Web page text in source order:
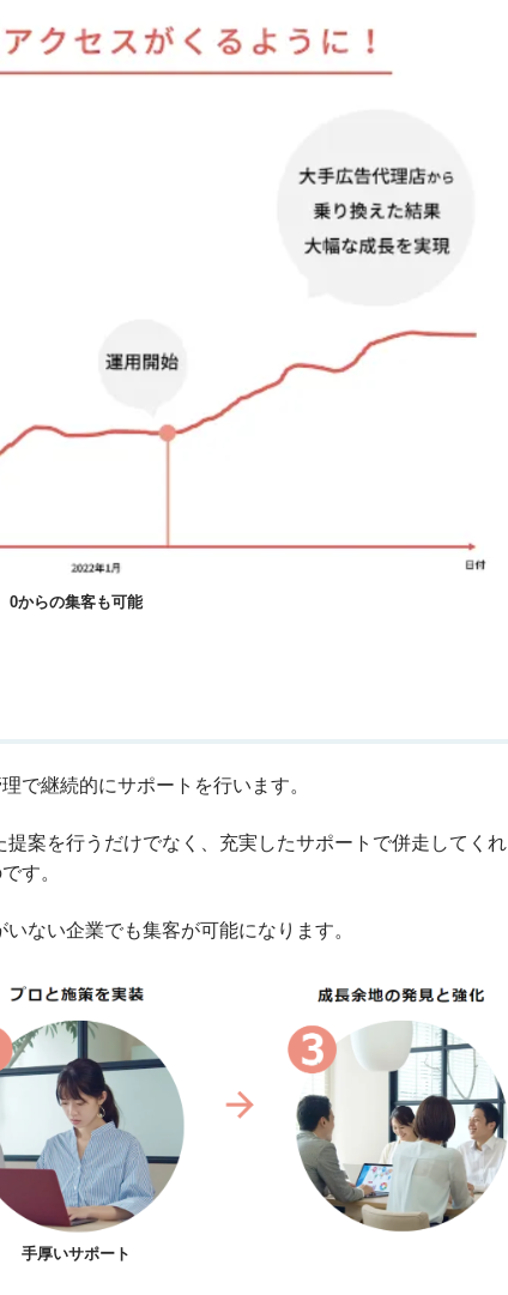
0からの集客も可能
で継続的にサポートを行います。
案を行うだけでなく、充実したサポートで併走してくれ
す。
ない企業でも集客が可能になります。
手厚いサポート